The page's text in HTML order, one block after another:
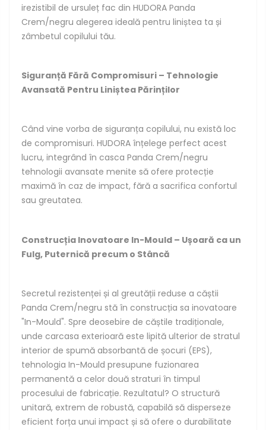
irezistibil de ursuleț fac din HUDORA Panda
Crem/negru alegerea ideală pentru liniștea ta și
zâmbetul copilului tău.
Siguranță Fără Compromisuri – Tehnologie
Avansată Pentru Liniștea Părinților
Când vine vorba de siguranța copilului, nu există loc
de compromisuri. HUDORA înțelege perfect acest
lucru, integrând în casca Panda Crem/negru
tehnologii avansate menite să ofere protecție
maximă în caz de impact, fără a sacrifica confortul
sau greutatea.
Construcția Inovatoare In-Mould – Ușoară ca un
Fulg, Puternică precum o Stâncă
Secretul rezistenței și al greutății reduse a căștii
Panda Crem/negru stă în construcția sa inovatoare
"In-Mould". Spre deosebire de căștile tradiționale,
unde carcasa exterioară este lipită ulterior de stratul
interior de spumă absorbantă de șocuri (EPS),
tehnologia In-Mould presupune fuzionarea
permanentă a celor două straturi în timpul
procesului de fabricație. Rezultatul? O structură
unitară, extrem de robustă, capabilă să disperseze
eficient forța unui impact și să ofere o durabilitate